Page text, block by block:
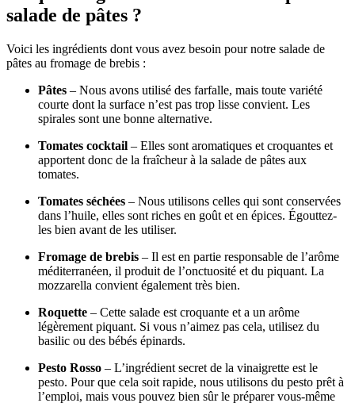
salade de pâtes ?
Voici les ingrédients dont vous avez besoin pour notre salade de
pâtes au fromage de brebis :
Pâtes – Nous avons utilisé des farfalle, mais toute variété
courte dont la surface n’est pas trop lisse convient. Les
spirales sont une bonne alternative.
Tomates cocktail – Elles sont aromatiques et croquantes et
apportent donc de la fraîcheur à la salade de pâtes aux
tomates.
Tomates séchées – Nous utilisons celles qui sont conservées
dans l’huile, elles sont riches en goût et en épices. Égouttez-
les bien avant de les utiliser.
Fromage de brebis – Il est en partie responsable de l’arôme
méditerranéen, il produit de l’onctuosité et du piquant. La
mozzarella convient également très bien.
Roquette – Cette salade est croquante et a un arôme
légèrement piquant. Si vous n’aimez pas cela, utilisez du
basilic ou des bébés épinards.
Pesto Rosso – L’ingrédient secret de la vinaigrette est le
pesto. Pour que cela soit rapide, nous utilisons du pesto prêt à
l’emploi, mais vous pouvez bien sûr le préparer vous-même